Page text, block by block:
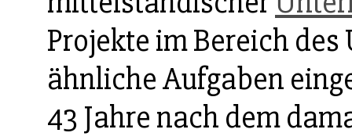
Projekte im Bereich
ähnliche Aufgaben
43 Jahre nach dem